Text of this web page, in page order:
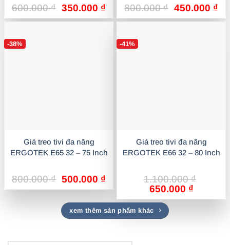
600.000₫ Giá
gốc
350.000 ₫Giá
hiện
350.000 ₫.
800.000₫ Giá
gốc
450.000 ₫
-38%
Giá treo tivi đa năng
ERGOTEK E65 32 – 75 Inch
800.000₫ Giá
gốc
800.000 ₫.
500.000 ₫Giá
hiện
là:
500.000 ₫.
-41%
Giá treo tivi đa năng
ERGOTEK E66 32 – 80 Inch
1.100.000₫
Giá
gốc
là:
1.100.000 ₫.
650.000 ₫Giá
hiện
xem thêm sản phẩm khác